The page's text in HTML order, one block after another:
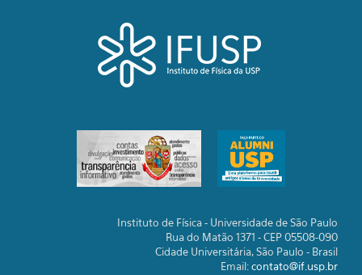
Instituto de Física - Universidade de São Paulo
Rua do Matão 1371 - CEP 05508-090
Cidade Universitária, São Paulo - Brasil
Email:contato@if.usp.br